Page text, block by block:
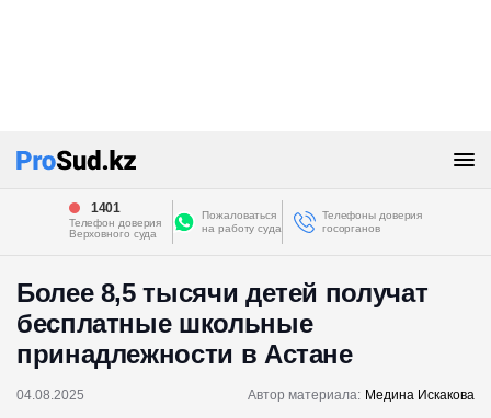
1401
Телефон доверия
Верховного суда
Пожаловаться
на работу суда
Телефоны доверия
госорганов
Более 8,5 тысячи детей получат
бесплатные школьные
принадлежности в Астане
04.08.2025 Автор материала: Медина Искакова